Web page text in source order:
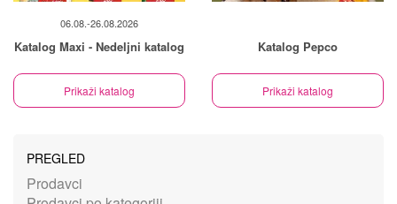
06.08.-26.08.2026
Katalog Maxi - Nedeljni katalog
Prikaži katalog
Katalog Pepco
Prikaži katalog
PREGLED
Prodavci